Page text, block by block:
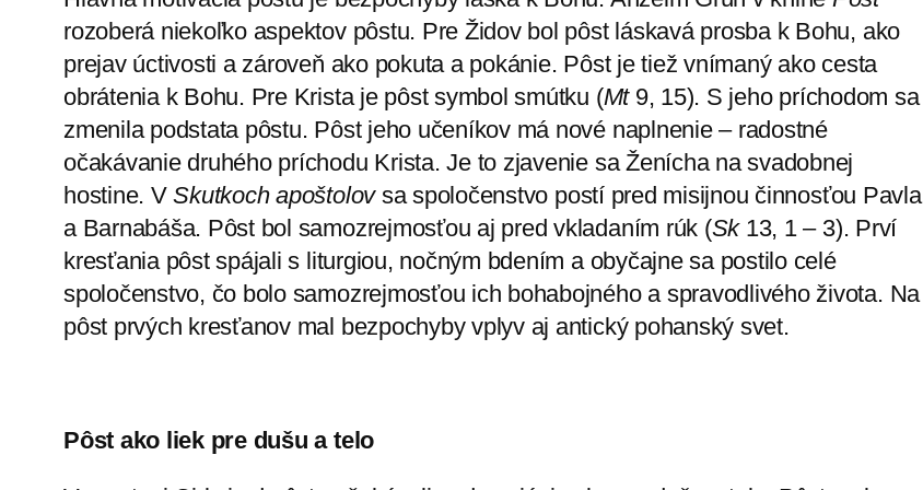
rozoberá niekoľko aspektov pôstu. Pre Židov bol pôst láskavá prosba k Bohu, ako
prejav úctivosti a zároveň ako pokuta a pokánie. Pôst je tiež vnímaný ako cesta
obrátenia k Bohu. Pre Krista je pôst symbol smútku (Mt9, 15). S jeho príchodom sa
zmenila podstata pôstu. Pôst jeho učeníkov má nové naplnenie – radostné
očakávanie druhého príchodu Krista. Je to zjavenie sa Ženícha na svadobnej
hostine. VSkutkoch apoštolovsa spoločenstvo postí pred misijnou činnosťou Pavla
a Barnabáša. Pôst bol samozrejmosťou aj pred vkladaním rúk (Sk13, 1 – 3). Prví
kresťania pôst spájali s liturgiou, nočným bdením a obyčajne sa postilo celé
spoločenstvo, čo bolo samozrejmosťou ich bohabojného a spravodlivého života. Na
pôst prvých kresťanov mal bezpochyby vplyv aj antický pohanský svet.
Pôst ako liek pre dušu a telo